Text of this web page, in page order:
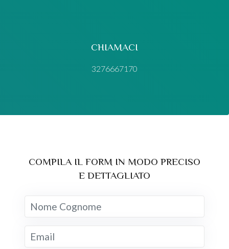
COMPILA IL FORM IN MODO PRECISO
E DETTAGLIATO
CHIAMACI
3276667170